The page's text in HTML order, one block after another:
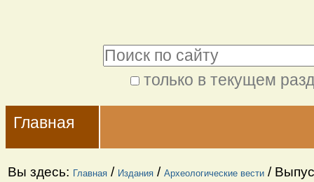
содержимому.
Перейти
навигации
только в текущем
поиск
Navigation
Главная
Вы здесь: Главная / Издания / Археологические вести /